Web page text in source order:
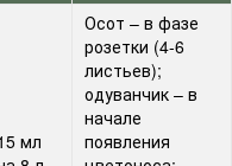
мл
Осот – в фазе
розетки (4-6
листьев);
одуванчик – в
начале
появления